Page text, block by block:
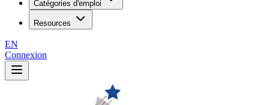
Catégories d'emploi
Resources
EN
Connexion